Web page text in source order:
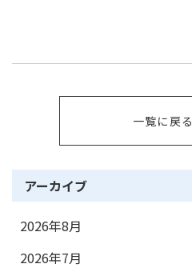
一覧に戻る
アーカイブ
2026年8月
2026年7月